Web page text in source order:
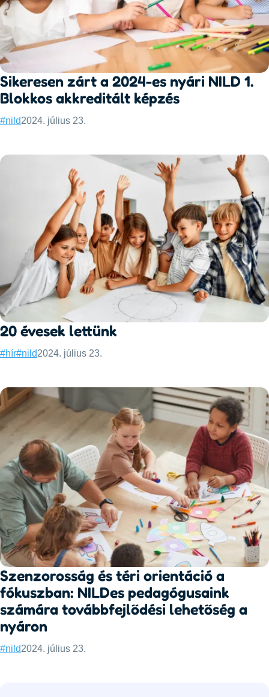
Sikeresen zárt a 2024-es nyári NILD 1.
Blokkos akkreditált képzés
Categories:
#nildPublished:
2024. július 23.
20 évesek lettünk
Categories:
#hír#nildPublished:
2024. július 23.
Szenzorosság és téri orientáció a
fókuszban: NILDes pedagógusaink
számára továbbfejlődési lehetőség a
nyáron
Categories:
#nildPublished:
2024. július 23.